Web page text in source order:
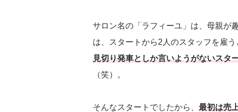
サロン名の「ラフィーユ」は、母親が
は、スタートから2人のスタッフを雇
見切り発車としか言いようがないスタ
（笑）。
そんなスタートでしたから、 最初は売